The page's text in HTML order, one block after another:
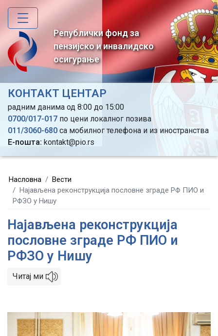
Skip
main
content
Републички фонд за
пензијско и инвалидско
осигурање
КОНТАКТ ЦЕНТАР
радним данима од 8:00 до 15:00
0700/017-017 по цени локалног позива
011/3060-680 са мобилног телефона и из иностранства
Е-пошта: kontakt@pio.rs
Насловна
Вести
Најављена реконструкција пословне зграде РФ ПИО и
РФЗО у Нишу
Најављена реконструкција
пословне зграде РФ ПИО и
РФЗО у Нишу
Читај ми
Image